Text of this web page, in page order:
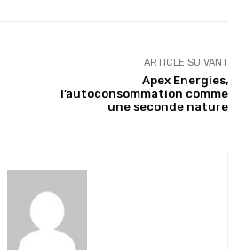
ARTICLE SUIVANT
Apex Energies,
l’autoconsommation comme
une seconde nature